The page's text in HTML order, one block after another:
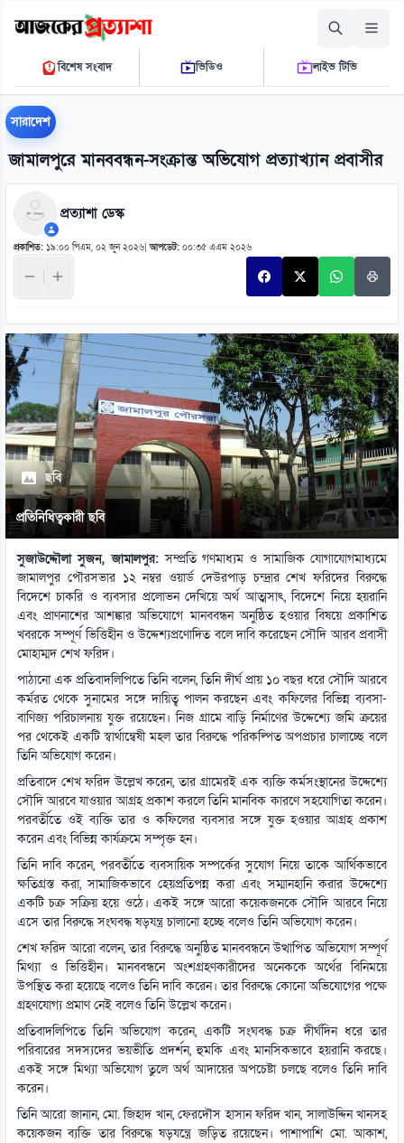
সোমবার, ১০ আগস্ট ২০২৬
০২ ৩৪ ২৯ পি.এম.THE DAILY AJKER PROTTASHA
বিশেষ সংবাদ ভিডিও লাইভ টিভি
সারাদেশ
জামালপুরে মানববন্ধন-সংক্রান্ত অভিযোগ প্রত্যাখ্যান প্রবাসীর
প্রত্যাশা ডেস্ক
প্রকাশিত: ১৯:০০ পিএম, ০২ জুন ২০২৬ |আপডেট: ০০:৩৫ এএম ২০২৬
ছবি
প্রতিনিধিত্বকারী ছবি
সুজাউদ্দৌলা সুজন, জামালপুর:সম্প্রতি গণমাধ্যম ও সামাজিক যোগাযোগমাধ্যমে
জামালপুর পৌরসভার ১২ নম্বর ওয়ার্ড দেউরপাড় চন্দ্রার শেখ ফরিদের বিরুদ্ধে
বিদেশে চাকরি ও ব্যবসার প্রলোভন দেখিয়ে অর্থ আত্মসাৎ, বিদেশে নিয়ে হয়রানি
এবং প্রাণনাশের আশঙ্কার অভিযোগে মানববন্ধন অনুষ্ঠিত হওয়ার বিষয়ে প্রকাশিত
খবরকে সম্পূর্ণ ভিত্তিহীন ও উদ্দেশ্যপ্রণোদিত বলে দাবি করেছেন সৌদি আরব প্রবাসী
মোহাম্মদ শেখ ফরিদ।
পাঠানো এক প্রতিবাদলিপিতে তিনি বলেন, তিনি দীর্ঘ প্রায় ১০ বছর ধরে সৌদি আরবে
কর্মরত থেকে সুনামের সঙ্গে দায়িত্ব পালন করছেন এবং কফিলের বিভিন্ন ব্যবসা-
বাণিজ্য পরিচালনায় যুক্ত রয়েছেন। নিজ গ্রামে বাড়ি নির্মাণের উদ্দেশ্যে জমি ক্রয়ের
পর থেকেই একটি স্বার্থান্বেষী মহল তার বিরুদ্ধে পরিকল্পিত অপপ্রচার চালাচ্ছে বলে
তিনি অভিযোগ করেন।
প্রতিবাদে শেখ ফরিদ উল্লেখ করেন, তার গ্রামেরই এক ব্যক্তি কর্মসংস্থানের উদ্দেশ্যে
সৌদি আরবে যাওয়ার আগ্রহ প্রকাশ করলে তিনি মানবিক কারণে সহযোগিতা করেন।
পরবর্তীতে ওই ব্যক্তি তার ও কফিলের ব্যবসার সঙ্গে যুক্ত হওয়ার আগ্রহ প্রকাশ
করেন এবং বিভিন্ন কার্যক্রমে সম্পৃক্ত হন।
তিনি দাবি করেন, পরবর্তীতে ব্যবসায়িক সম্পর্কের সুযোগ নিয়ে তাকে আর্থিকভাবে
ক্ষতিগ্রস্ত করা, সামাজিকভাবে হেয়প্রতিপন্ন করা এবং সম্মানহানি করার উদ্দেশ্যে
একটি চক্র সক্রিয় হয়ে ওঠে। একই সঙ্গে আরো কয়েকজনকে সৌদি আরবে নিয়ে
এসে তার বিরুদ্ধে সংঘবদ্ধ ষড়যন্ত্র চালানো হচ্ছে বলেও তিনি অভিযোগ করেন।
শেখ ফরিদ আরো বলেন, তার বিরুদ্ধে অনুষ্ঠিত মানববন্ধনে উত্থাপিত অভিযোগ সম্পূর্ণ
মিথ্যা ও ভিত্তিহীন। মানববন্ধনে অংশগ্রহণকারীদের অনেককে অর্থের বিনিময়ে
উপস্থিত করা হয়েছে বলেও তিনি দাবি করেন। তার বিরুদ্ধে কোনো অভিযোগের পক্ষে
গ্রহণযোগ্য প্রমাণ নেই বলেও তিনি উল্লেখ করেন।
প্রতিবাদলিপিতে তিনি অভিযোগ করেন, একটি সংঘবদ্ধ চক্র দীর্ঘদিন ধরে তার
পরিবারের সদস্যদের ভয়ভীতি প্রদর্শন, হুমকি এবং মানসিকভাবে হয়রানি করছে।
একই সঙ্গে মিথ্যা অভিযোগ তুলে অর্থ আদায়ের অপচেষ্টা চলছে বলেও তিনি দাবি
করেন।
তিনি আরো জানান, মো. জিহাদ খান, ফেরদৌস হাসান ফরিদ খান, সালাউদ্দিন খানসহ
কয়েকজন ব্যক্তি তার বিরুদ্ধে ষড়যন্ত্রে জড়িত রয়েছেন। পাশাপাশি মো. আকাশ,